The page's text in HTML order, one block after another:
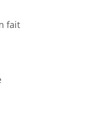
fait